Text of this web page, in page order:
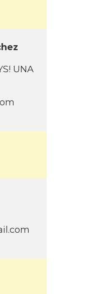
UNA